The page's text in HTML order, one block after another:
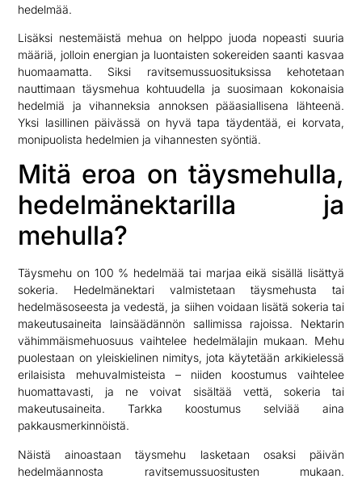
hedelmää.
Lisäksi nestemäistä mehua on helppo juoda nopeasti suuria
määriä, jolloin energian ja luontaisten sokereiden saanti kasvaa
huomaamatta. Siksi ravitsemussuosituksissa kehotetaan
nauttimaan täysmehua kohtuudella ja suosimaan kokonaisia
hedelmiä ja vihanneksia annoksen pääasiallisena lähteenä.
Yksi lasillinen päivässä on hyvä tapa täydentää, ei korvata,
monipuolista hedelmien ja vihannesten syöntiä.
Mitä eroa on täysmehulla,
hedelmänektarilla ja
mehulla?
Täysmehu on 100 % hedelmää tai marjaa eikä sisällä lisättyä
sokeria. Hedelmänektari valmistetaan täysmehusta tai
hedelmäsoseesta ja vedestä, ja siihen voidaan lisätä sokeria tai
makeutusaineita lainsäädännön sallimissa rajoissa. Nektarin
vähimmäismehuosuus vaihtelee hedelmälajin mukaan. Mehu
puolestaan on yleiskielinen nimitys, jota käytetään arkikielessä
erilaisista mehuvalmisteista – niiden koostumus vaihtelee
huomattavasti, ja ne voivat sisältää vettä, sokeria tai
makeutusaineita. Tarkka koostumus selviää aina
pakkausmerkinnöistä.
Näistä ainoastaan täysmehu lasketaan osaksi päivän
hedelmäannosta ravitsemussuositusten mukaan.